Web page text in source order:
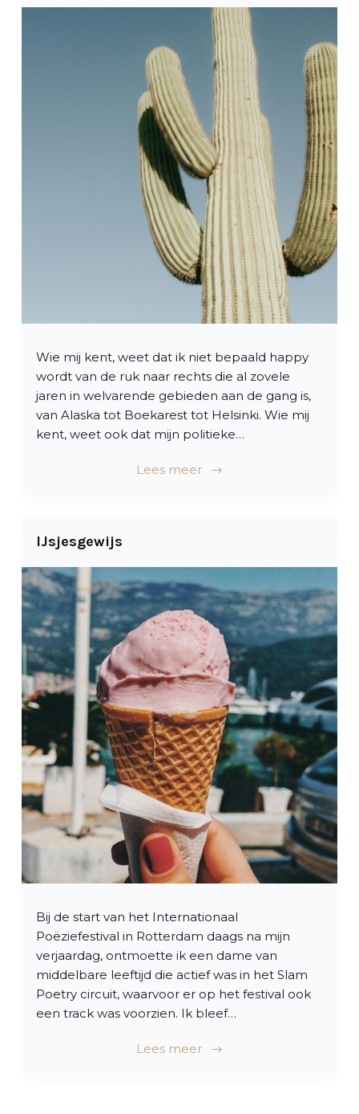
Wie mij kent, weet dat ik niet bepaald happy
wordt van de ruk naar rechts die al zovele
jaren in welvarende gebieden aan de gang is,
van Alaska tot Boekarest tot Helsinki. Wie mij
kent, weet ook dat mijn politieke…
Lees meer
IJsjesgewijs
Bij de start van het Internationaal
Poëziefestival in Rotterdam daags na mijn
verjaardag, ontmoette ik een dame van
middelbare leeftijd die actief was in het Slam
Poetry circuit, waarvoor er op het festival ook
een track was voorzien. Ik bleef…
Lees meer